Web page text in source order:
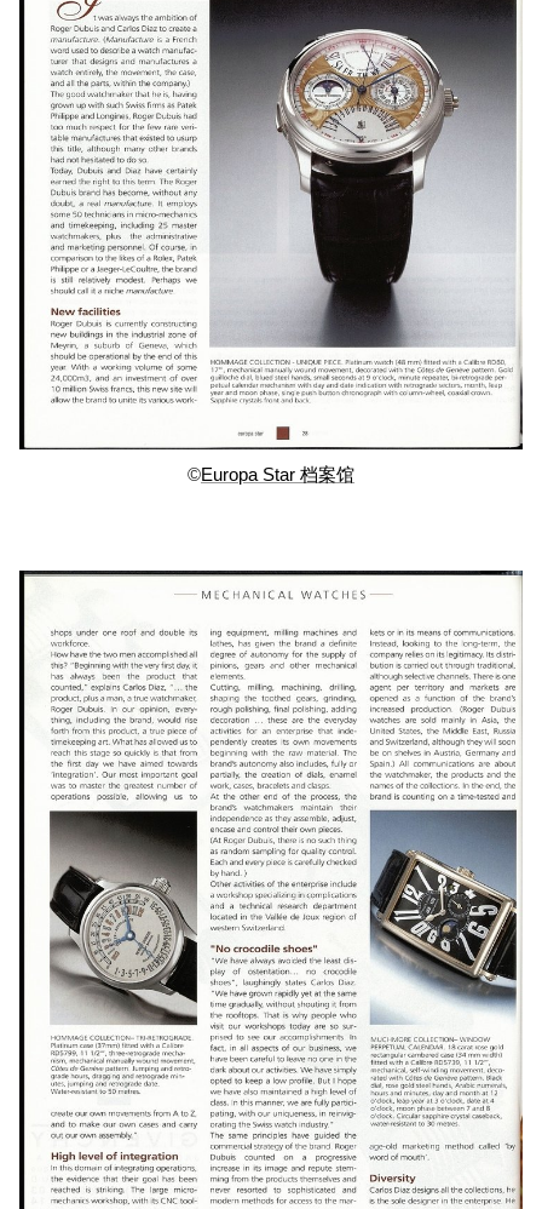
©Europa Star 档案馆